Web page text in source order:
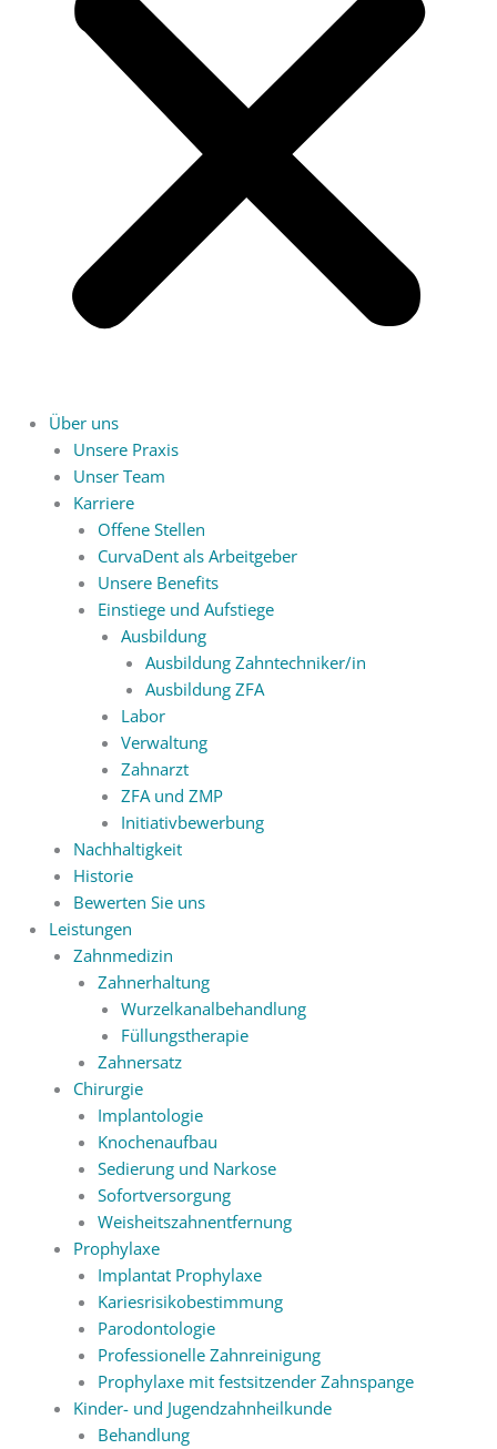
Über uns
Unsere Praxis
Unser Team
Karriere
Offene Stellen
CurvaDent als Arbeitgeber
Unsere Benefits
Einstiege und Aufstiege
Ausbildung
Ausbildung Zahntechniker/in
Ausbildung ZFA
Labor
Verwaltung
Zahnarzt
ZFA und ZMP
Initiativbewerbung
Nachhaltigkeit
Historie
Bewerten Sie uns
Leistungen
Zahnmedizin
Zahnerhaltung
Wurzelkanalbehandlung
Füllungstherapie
Zahnersatz
Chirurgie
Implantologie
Knochenaufbau
Sedierung und Narkose
Sofortversorgung
Weisheitszahnentfernung
Prophylaxe
Implantat Prophylaxe
Kariesrisikobestimmung
Parodontologie
Professionelle Zahnreinigung
Prophylaxe mit festsitzender Zahnspange
Kinder- und Jugendzahnheilkunde
Behandlung